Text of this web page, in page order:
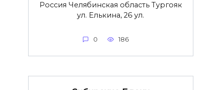
Россия Челябинская область Тургояк
ул. Елькина, 26 ул.
0 186